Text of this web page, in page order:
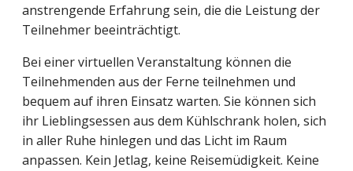
anstrengende Erfahrung sein, die die Leistung der
Teilnehmer beeinträchtigt.
Bei einer virtuellen Veranstaltung können die
Teilnehmenden aus der Ferne teilnehmen und
bequem auf ihren Einsatz warten. Sie können sich
ihr Lieblingsessen aus dem Kühlschrank holen, sich
in aller Ruhe hinlegen und das Licht im Raum
anpassen. Kein Jetlag, keine Reisemüdigkeit. Keine